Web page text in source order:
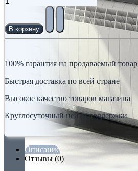
В корзину
100% гарантия на продаваемый товар
Быстрая доставка по всей стране
Высокое качество товаров магазина
Круглосуточный центр поддержки
Описание
Отзывы (0)